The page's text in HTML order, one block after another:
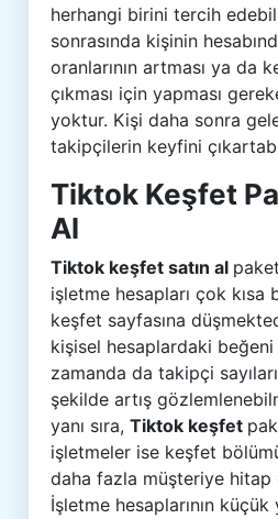
herhangi birini tercih
sonrasında kişinin
oranlarının artması ya da
çıkması için yapması
yoktur. Kişi daha sonra
takipçilerin keyfini
Tiktok Keşfet
Al
Tiktok keşfet satın al
işletme hesapları çok kısa
keşfet sayfasına
kişisel hesaplardaki beğeni
zamanda da takipçi
şekilde artış
yanı sıra,Tiktok keşfet
işletmeler ise keşfet
daha fazla müşteriye hitap
İşletme hesaplarının